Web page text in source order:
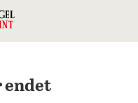
endet